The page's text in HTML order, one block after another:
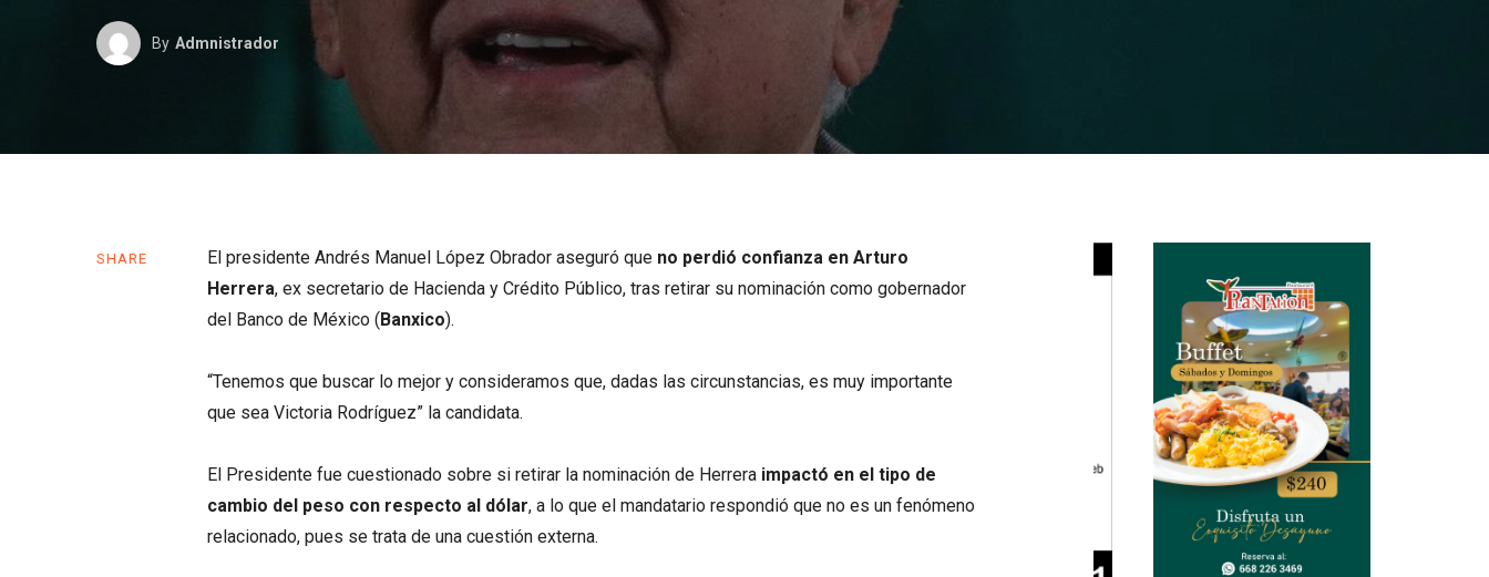
By Admnistrador
SHARE El presidente Andrés Manuel López Obrador aseguró que no perdió confianza en Arturo
Herrera, ex secretario de Hacienda y Crédito Público, tras retirar su nominación como gobernador
del Banco de México ( Banxico).
“Tenemos que buscar lo mejor y consideramos que, dadas las circunstancias, es muy importante
que sea Victoria Rodríguez” la candidata.
El Presidente fue cuestionado sobre si retirar la nominación de Herrera impactó en el tipo de
cambio del peso con respecto al dólar, a lo que el mandatario respondió que no es un fenómeno
relacionado, pues se trata de una cuestión externa.